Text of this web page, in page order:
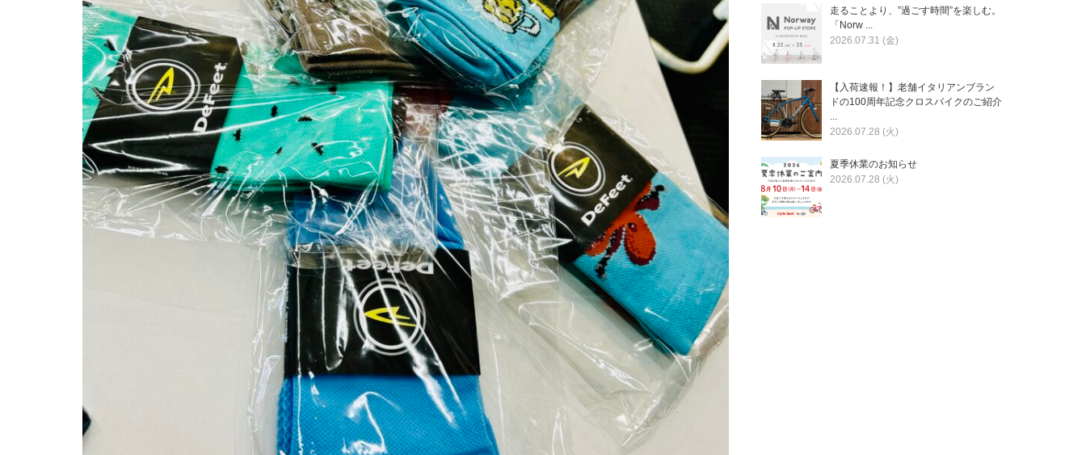
走ることより、”過ごす時間”を楽しむ。
「Norw ...
2026.07.31 (金)
【入荷速報！】老舗イタリアンブラン
ドの100周年記念クロスバイクのご紹介
...
2026.07.28 (火)
夏季休業のお知らせ
2026.07.28 (火)